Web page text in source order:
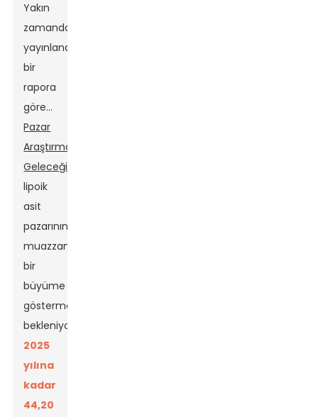
Yakın
zamanda
yayınlanan
bir
rapora
göre...
Pazar
Araştırmasının
Geleceği
lipoik
asit
pazarının
muazzam
bir
büyüme
göstermesi
bekleniyor.
2025
yılına
kadar
44,20